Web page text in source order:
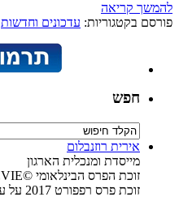
להמשך קריאה
פורסם בקטגוריות: עדכונים וחדשות
חפש
אירית רוזנבלום
מייסדת ומנכלית הארגון
זוכת הפרס הבינלאומי ©STEVIE לנשים פורצות דרך 2019
זוכת פרס רפפורט 2017 על עשייה נשית פורצת דרך